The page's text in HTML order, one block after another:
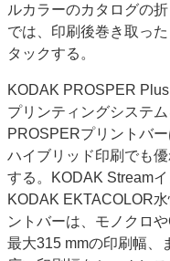
ルカラーのカタログの
では、印刷後巻き取っ
タックする。
KODAK PROSPER
プリンティングシステ
PROSPERプリントバ
ハイブリッド印刷でも
する。KODAK Stream
KODAK EKTACOLOR
ントバーは、モノクロ
最大315 mmの印刷幅、